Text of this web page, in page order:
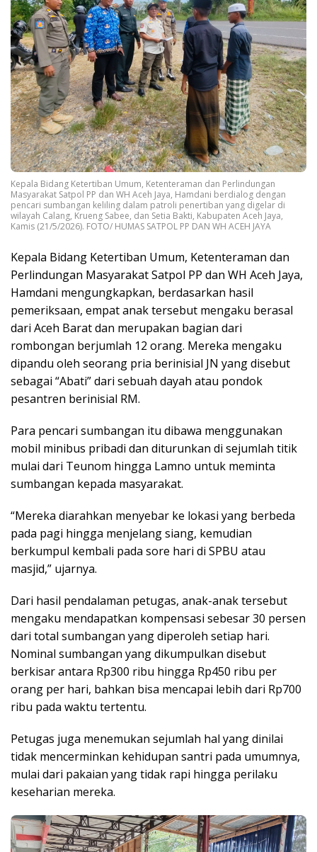
Kepala Bidang Ketertiban Umum, Ketenteraman dan Perlindungan
Masyarakat Satpol PP dan WH Aceh Jaya, Hamdani berdialog dengan
pencari sumbangan keliling dalam patroli penertiban yang digelar di
wilayah Calang, Krueng Sabee, dan Setia Bakti, Kabupaten Aceh Jaya,
Kamis (21/5/2026). FOTO/ HUMAS SATPOL PP DAN WH ACEH JAYA
Kepala Bidang Ketertiban Umum, Ketenteraman dan
Perlindungan Masyarakat Satpol PP dan WH Aceh Jaya,
Hamdani mengungkapkan, berdasarkan hasil
pemeriksaan, empat anak tersebut mengaku berasal
dari Aceh Barat dan merupakan bagian dari
rombongan berjumlah 12 orang. Mereka mengaku
dipandu oleh seorang pria berinisial JN yang disebut
sebagai “Abati” dari sebuah dayah atau pondok
pesantren berinisial RM.
Para pencari sumbangan itu dibawa menggunakan
mobil minibus pribadi dan diturunkan di sejumlah titik
mulai dari Teunom hingga Lamno untuk meminta
sumbangan kepada masyarakat.
“Mereka diarahkan menyebar ke lokasi yang berbeda
pada pagi hingga menjelang siang, kemudian
berkumpul kembali pada sore hari di SPBU atau
masjid,” ujarnya.
Dari hasil pendalaman petugas, anak-anak tersebut
mengaku mendapatkan kompensasi sebesar 30 persen
dari total sumbangan yang diperoleh setiap hari.
Nominal sumbangan yang dikumpulkan disebut
berkisar antara Rp300 ribu hingga Rp450 ribu per
orang per hari, bahkan bisa mencapai lebih dari Rp700
ribu pada waktu tertentu.
Petugas juga menemukan sejumlah hal yang dinilai
tidak mencerminkan kehidupan santri pada umumnya,
mulai dari pakaian yang tidak rapi hingga perilaku
keseharian mereka.